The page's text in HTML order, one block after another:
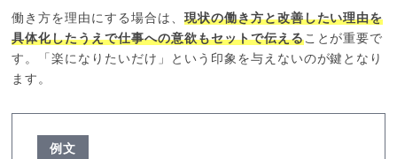
働き方を理由にする場合は、 現状の働き方と改善したい理由を
具体化したうえで仕事への意欲もセットで伝えることが重要で
す。「楽になりたいだけ」という印象を与えないのが鍵となり
ます。
例文